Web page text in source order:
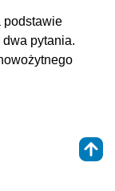
podstawie
pytania.